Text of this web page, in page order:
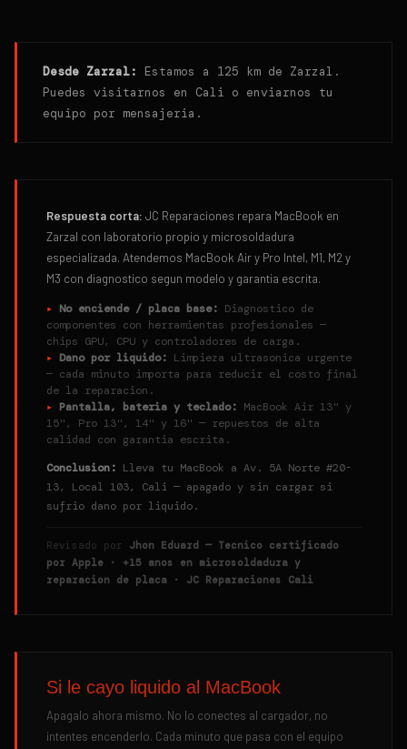
Desde Zarzal:
Estamos a 125 km de Zarzal.
Puedes visitarnos en Cali o enviarnos tu
equipo por mensajeria.
Respuesta corta: JC Reparaciones repara MacBook en
Zarzal con laboratorio propio y microsoldadura
especializada. Atendemos MacBook Air y Pro Intel, M1, M2 y
M3 con diagnostico segun modelo y garantia escrita.
▸ No enciende / placa base: Diagnostico de
componentes con herramientas profesionales —
chips GPU, CPU y controladores de carga.
▸ Dano por liquido: Limpieza ultrasonica urgente
— cada minuto importa para reducir el costo final
de la reparacion.
▸ Pantalla, bateria y teclado: MacBook Air 13" y
15", Pro 13", 14" y 16" — repuestos de alta
calidad con garantia escrita.
Conclusion: Lleva tu MacBook a Av. 5A Norte #20-
13, Local 103, Cali — apagado y sin cargar si
sufrio dano por liquido.
Revisado por Jhon Eduard — Tecnico certificado
por Apple · +15 anos en microsoldadura y
reparacion de placa · JC Reparaciones Cali
Si le cayo liquido al MacBook
Apagalo ahora mismo. No lo conectes al cargador, no
intentes encenderlo. Cada minuto que pasa con el equipo